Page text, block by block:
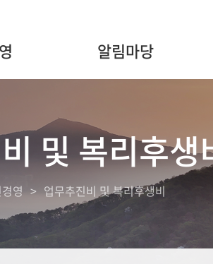
알림마당
및 복리후생
영 업무추진비 및 복리후생비